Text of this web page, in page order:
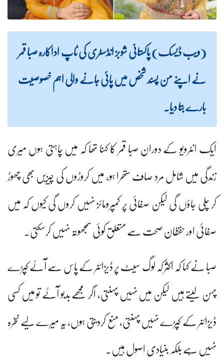
(ویب ڈیسک) پاکستانی شوبز انڈسٹری کی ٹاپ اداکارہ صبا قمر
نے اپنے من پسند شخص میں پائی جانے والی اہم خصوصیت
بارے بتا دیا۔
ایک انٹرویو کے دوران صبا قمر کا کہنا تھا کہ میں چاہتی ہوں میری
زندگی میں شامل مرد صاف ستھرا ہو، میں کروڑوں کی چیزیں بھی چھوڑ
کر چلی جاؤں گی لیکن صفائی پر کمپرومائز نہیں کروں گی کیوں کہ میں
صفائی اور حفظان صحت سے متعلق کوئی سمجھوتہ نہیں کرسکتی۔
صبا نے کہا کہ اکثر کہ لوگ سیٹ پر ڈیزائنر کے پاس سے آئے کپڑے
پہن لیتے ہیں لیکن میں نہیں پہنتی، اگر مجھے بدبو آئے تو میں کسی
ڈیزائنر کے کپڑے نہیں پہنتی، منع کردیتی ہوں، یہ میرے لیے نخرہ
نہیں ہے بلکہ بنیادی اصول ہیں۔